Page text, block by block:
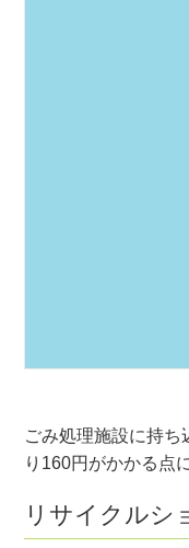
ごみ処理施設に持
り160円がかかる点
リサイクルシ